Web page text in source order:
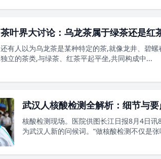
茶叶界大讨论：乌龙茶属于绿茶还是红
还有人以为乌龙茶是某种特定的茶,就像龙井、碧
独立的茶类,与绿茶、红茶平起平坐,共同构成中...
武汉人核酸检测全解析：细节与要
核酸检测现场。医院供图长江日报8月4日
为武汉人新的问候词。“做核酸检测不仅是